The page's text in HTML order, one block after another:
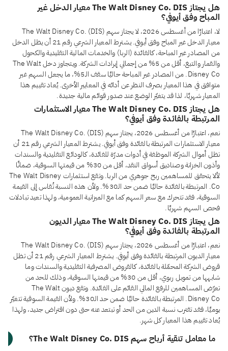
هل يجتاز The Walt Disney Co. DIS معيار الدخل غير
المباح وفق أيوفي؟
لا، اعتبارًا من أغسطس 2026، لا يجتاز سهم The Walt Disney Co. (DIS)
معيار الدخل غير المباح وفق أيوفي. يشترط المعيار الشرعي رقم 21 أن يظل الدخل
من المصادر غير المباحة، كالفائدة (الربا) والخدمات المالية التقليدية والكحول
والقمار والتبغ، أقل من 5% من إجمالي إيرادات الشركة. ويتجاوز دخل The Walt
Disney Co. من المصادر غير المباحة حاليًا سقف الـ5%، ما يجعل السهم غير
متوافق في هذا المعيار بصرف النظر عن أدائه في المعايير الأخرى. يُعاد تقييم هذا
المعيار شهريًا، لذا قد يتغيّر الوضع عند صدور قوائم مالية جديدة.
هل يجتاز The Walt Disney Co. DIS معيار الاستثمارات
المرتبطة بالفائدة وفق أيوفي؟
نعم، اعتبارًا من أغسطس 2026، يجتاز سهم The Walt Disney Co. (DIS)
معيار الاستثمارات المرتبطة بالفائدة وفق أيوفي. يشترط المعيار الشرعي رقم 21 أن
تظل أموال الشركة الموظفة في أدوات مدرّة للفائدة، كالودائع التقليدية والسندات
وأذون الخزانة وصناديق أسواق النقد، أقل من 30% من قيمتها السوقية، ضمانًا
لألا يتحقق للمساهمين ربح جوهري من الربا. وتقع استثمارات The Walt Disney
Co. المرتبطة بالفائدة حاليًا ضمن حد الـ30%. ولأن هذه النسبة تُقاس إلى القيمة
السوقية، فقد تتحرك مع سعر السهم كما مع الميزانية العمومية، ولهذا تعيد تبادلات
فحص السهم شهريًا.
هل يجتاز The Walt Disney Co. DIS معيار الديون
المرتبطة بالفائدة وفق أيوفي؟
نعم، اعتبارًا من أغسطس 2026، يجتاز سهم The Walt Disney Co. (DIS)
معيار الديون المرتبطة بالفائدة وفق أيوفي. يشترط المعيار الشرعي رقم 21 أن تظل
قروض الشركة المحمّلة بالفائدة، كالقروض المصرفية التقليدية والسندات وما
شابهها من تمويل ربوي، أقل من 30% من قيمتها السوقية، وذلك للحد من
تعرّض المساهمين للرفع المالي القائم على الفائدة. وتقع ديون The Walt
Disney Co. المرتبطة بالفائدة حاليًا ضمن حد الـ30%. ولأن القيمة السوقية تتغيّر
يوميًا، فقد تقترب نسبة الدين من الحد أو تبتعد عنه حتى دون اقتراض جديد، ولهذا
يُعاد تقييم هذا المعيار كل شهر.
ما معامل تنقية أرباح سهم The Walt Disney Co. DIS؟